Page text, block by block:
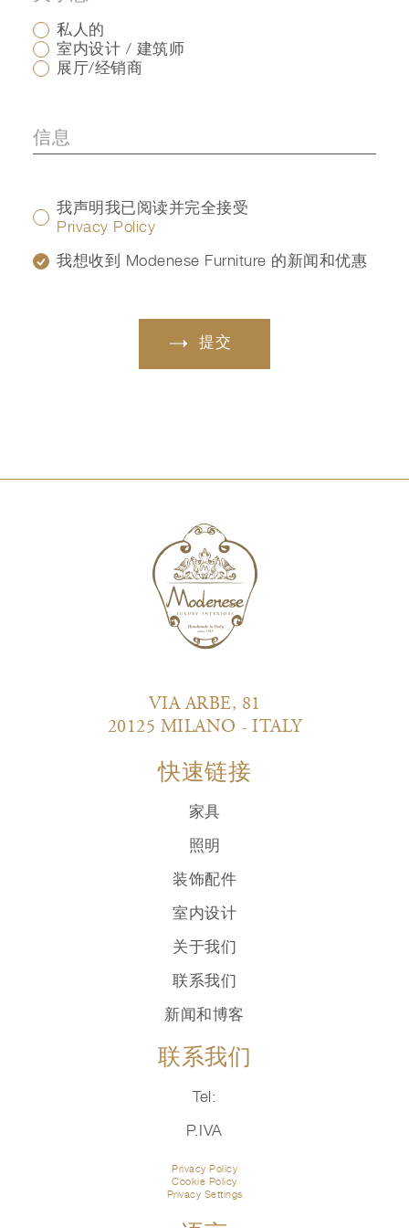
私人的
室内设计 / 建筑师
展厅/经销商
我声明我已阅读并完全接受
Privacy Policy
我想收到 Modenese Furniture 的新闻和优惠
提交
VIA ARBE, 81
20125 MILANO - ITALY
快速链接
家具
照明
装饰配件
室内设计
关于我们
联系我们
新闻和博客
联系我们
Tel:
P.IVA
Privacy Policy
Cookie Policy
Privacy Settings